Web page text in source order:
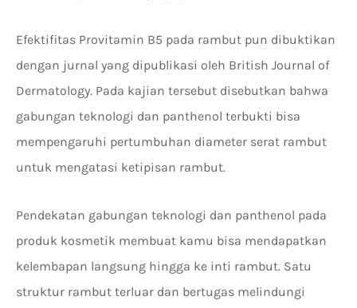
Efektifitas Provitamin B5 pada rambut pun dibuktikan
dengan jurnal yang dipublikasi oleh British Journal of
Dermatology. Pada kajian tersebut disebutkan bahwa
gabungan teknologi dan panthenol terbukti bisa
mempengaruhi pertumbuhan diameter serat rambut
untuk mengatasi ketipisan rambut.
Pendekatan gabungan teknologi dan panthenol pada
produk kosmetik membuat kamu bisa mendapatkan
kelembapan langsung hingga ke inti rambut. Satu
struktur rambut terluar dan bertugas melindungi